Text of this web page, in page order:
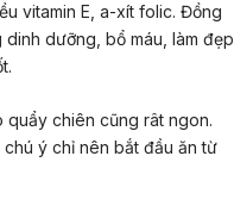
vitamin E, a-xít folic. Đồng
dưỡng, bổ máu, làm đẹp
quẩy chiên cũng rât ngon.
ý chỉ nên bắt đầu ăn từ